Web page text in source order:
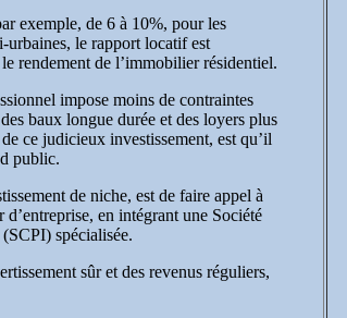
exemple, de 6 à 10%, pour les
urbaines, le rapport locatif est
rendement de l’immobilier résidentiel.
impose moins de contraintes
baux longue durée et des loyers plus
ce judicieux investissement, est qu’il
public.
de niche, est de faire appel à
en intégrant une Société
spécialisée.
sûr et des revenus réguliers,